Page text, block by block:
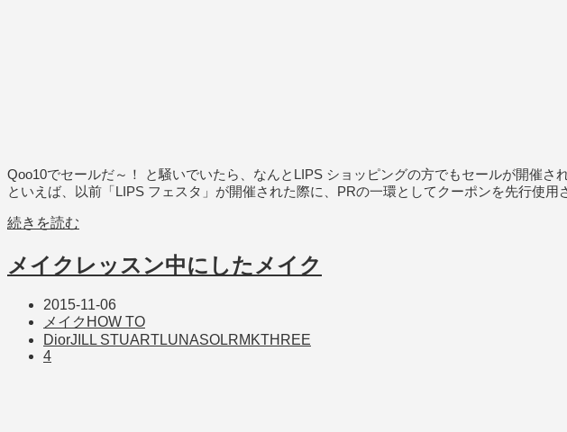
Qoo10でセールだ～！ と騒いでいたら、なんとLIPS ショッピングの方でもセールが開催
といえば、以前「LIPS フェスタ」が開催された際に、PRの一環としてクーポンを先行使用
続きを読む
メイクレッスン中にしたメイク
2015-11-06
メイクHOW TO
DiorJILL STUARTLUNASOLRMKTHREE
4